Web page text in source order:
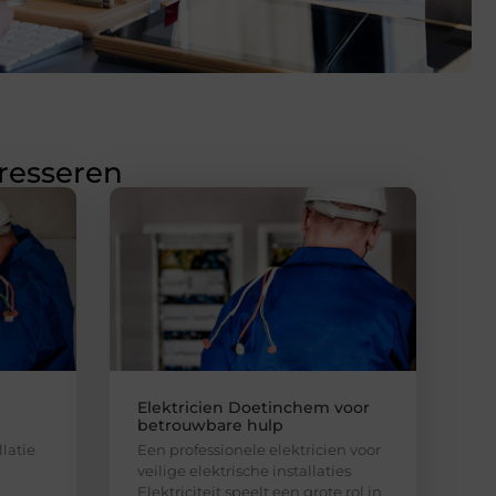
Elektricien Doetinchem voor
betrouwbare hulp
Een professionele elektricien voor
veilige elektrische installaties
Elektriciteit speelt een grote rol in